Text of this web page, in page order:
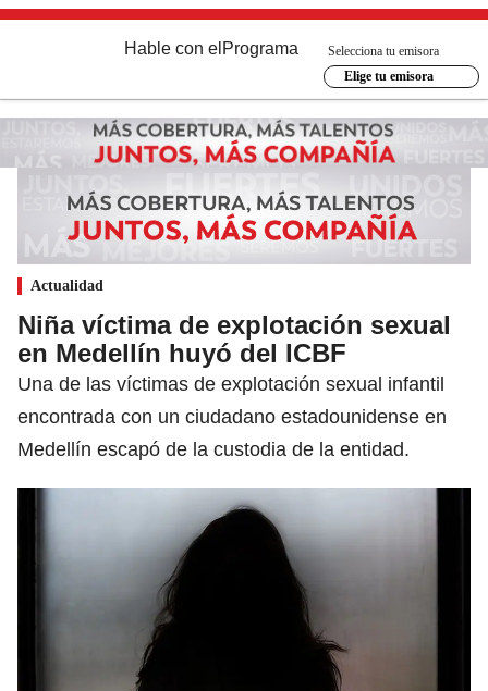
Hable con el Programa
Selecciona tu emisora
Elige tu emisora
Actualidad
Niña víctima de explotación sexual
en Medellín huyó del ICBF
Una de las víctimas de explotación sexual infantil
encontrada con un ciudadano estadounidense en
Medellín escapó de la custodia de la entidad.